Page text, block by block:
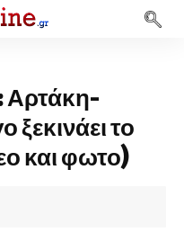
Αρτάκη-
ξεκινάει το
και φωτο)